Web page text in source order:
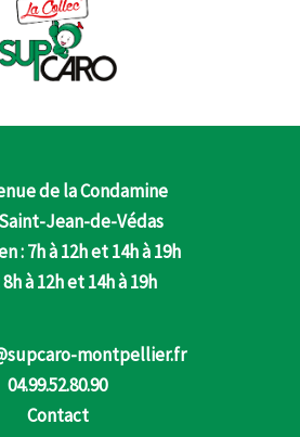
de la Condamine
Jean-de-Védas
: 7h à 12h et 14h à 19h
8h à 12h et 14h à 19h
montpellier.fr
04.99.52.80.90
Contact